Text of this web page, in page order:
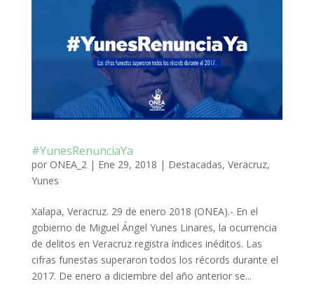
#YunesRenunciaYa
por ONEA_2| Ene 29, 2018 | Destacadas, Veracruz,
Yunes
Xalapa, Veracruz. 29 de enero 2018 (ONEA).- En el
gobierno de Miguel Ángel Yunes Linares, la ocurrencia
de delitos en Veracruz registra índices inéditos. Las
cifras funestas superaron todos los récords durante el
2017. De enero a diciembre del año anterior se...